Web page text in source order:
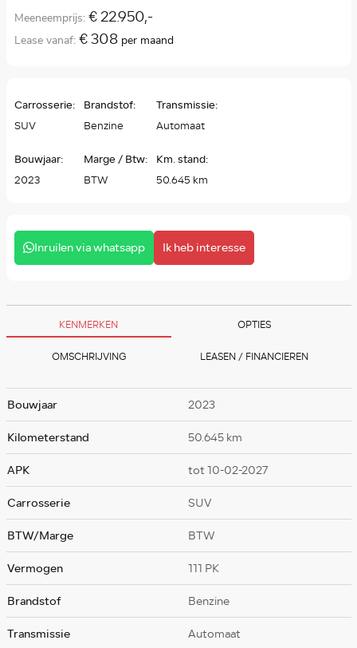
Meeneemprijs:€ 22.950,-
Lease vanaf:€ 308per maand
Carrosserie:
SUV
Brandstof:
Benzine
Transmissie:
Automaat
Bouwjaar:
2023
Marge / Btw:
BTW
Km. stand:
50.645 km
Inruilen via whatsapp Ik heb interesse
KENMERKEN OPTIES
OMSCHRIJVING LEASEN / FINANCIEREN
Bouwjaar
2023
Kilometerstand
50.645 km
APK
tot 10-02-2027
Carrosserie
SUV
BTW/Marge
BTW
Vermogen
111 PK
Brandstof
Benzine
Transmissie
Automaat